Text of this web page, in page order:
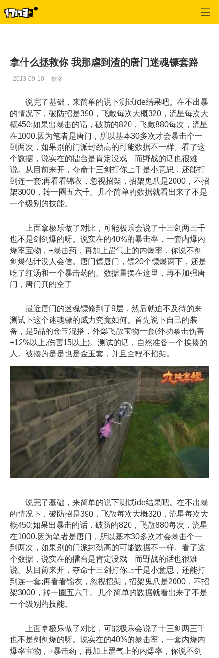
拿什么拯救你 我那虐到渣的唐门迷魂镖套路
2013-09-10 佚名
说完了基础，来简单的说下测试ide结果吧。在不出暴
的情况下，破防招是390，飞散每次大概320，流星每次大
概450;如果出暴击的话，破防的820，飞散880每次，流星
在1000.因为笔者是唐门，所以基本30多次才会暴击个一
到两次，如果别的门派封劲高的可能数据不一样。看了这
个数据，说实在的擂台是肯定没戏，而野战的话也很难
说。从目前来开，夺命十三剑打你上千是小意思，还能打
到连一套;再看看锦衣，忽视招架，招架鬼爪是2000，不招
架3000，转一圈五六千。几个简单的数据就看出来了不是
一个级别的技能。
上面拿极乐做了对比，可能极乐会说了十三剑两三千
也不是剑剑爆的呀。说实在的40%的暴击率，一套内爆内
爆率宝物，+暴击药，再加上罡气上的内爆率，你说不剑
剑爆估计没人会信。唐门镖唐门，镖20个镖爆两下，还是
吃了红汤和一个暴击药的。数据量摆在这里，再不加强唐
门，唐门真的空了
最近唐门的迷魂镖修到了9层，然后就迫不及待的来
测试下这个迷魂镖的威力究竟如何。首先说下自己的装
备，是5品的金玉混搭，外爆飞散宝物一套(外功暴击伤害
+12%以上,伤害15以上)。测试的话，自然准备一个挨揍的
人。被揍的是是也是金玉套，并且全程不招架。
说完了基础，来简单的说下测试ide结果吧。在不出暴
的情况下，破防招是390，飞散每次大概320，流星每次大
概450;如果出暴击的话，破防的820，飞散880每次，流星
在1000.因为笔者是唐门，所以基本30多次才会暴击个一
到两次，如果别的门派封劲高的可能数据不一样。看了这
个数据，说实在的擂台是肯定没戏，而野战的话也很难
说。从目前来开，夺命十三剑打你上千是小意思，还能打
到连一套;再看看锦衣，忽视招架，招架鬼爪是2000，不招
架3000，转一圈五六千。几个简单的数据就看出来了不是
一个级别的技能。
上面拿极乐做了对比，可能极乐会说了十三剑两三千
也不是剑剑爆的呀。说实在的40%的暴击率，一套内爆内
爆率宝物，+暴击药，再加上罡气上的内爆率，你说不剑